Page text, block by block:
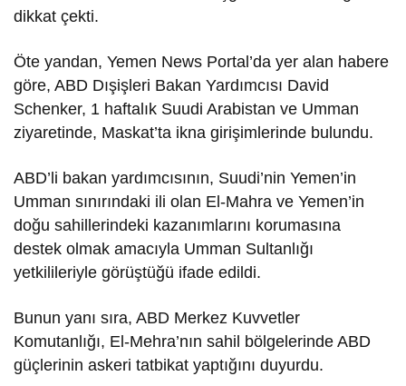
dikkat çekti.
Öte yandan, Yemen News Portal’da yer alan habere
göre, ABD Dışişleri Bakan Yardımcısı David
Schenker, 1 haftalık Suudi Arabistan ve Umman
ziyaretinde, Maskat’ta ikna girişimlerinde bulundu.
ABD’li bakan yardımcısının, Suudi’nin Yemen’in
Umman sınırındaki ili olan El-Mahra ve Yemen’in
doğu sahillerindeki kazanımlarını korumasına
destek olmak amacıyla Umman Sultanlığı
yetkilileriyle görüştüğü ifade edildi.
Bunun yanı sıra, ABD Merkez Kuvvetler
Komutanlığı, El-Mehra’nın sahil bölgelerinde ABD
güçlerinin askeri tatbikat yaptığını duyurdu.